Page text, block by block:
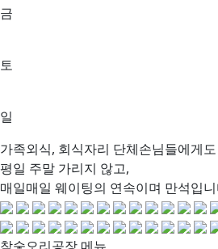
금
토
일
가족외식, 회식자리 단체손님들에게
평일 주말 가리지 않고,
매일매일 웨이팅의 연속이며 만석입